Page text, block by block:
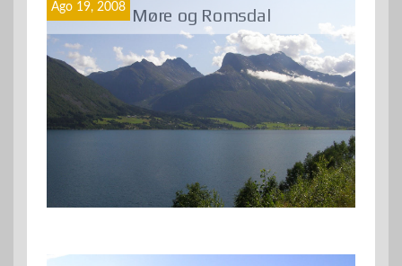
Møre og Romsdal
Ago 19, 2008